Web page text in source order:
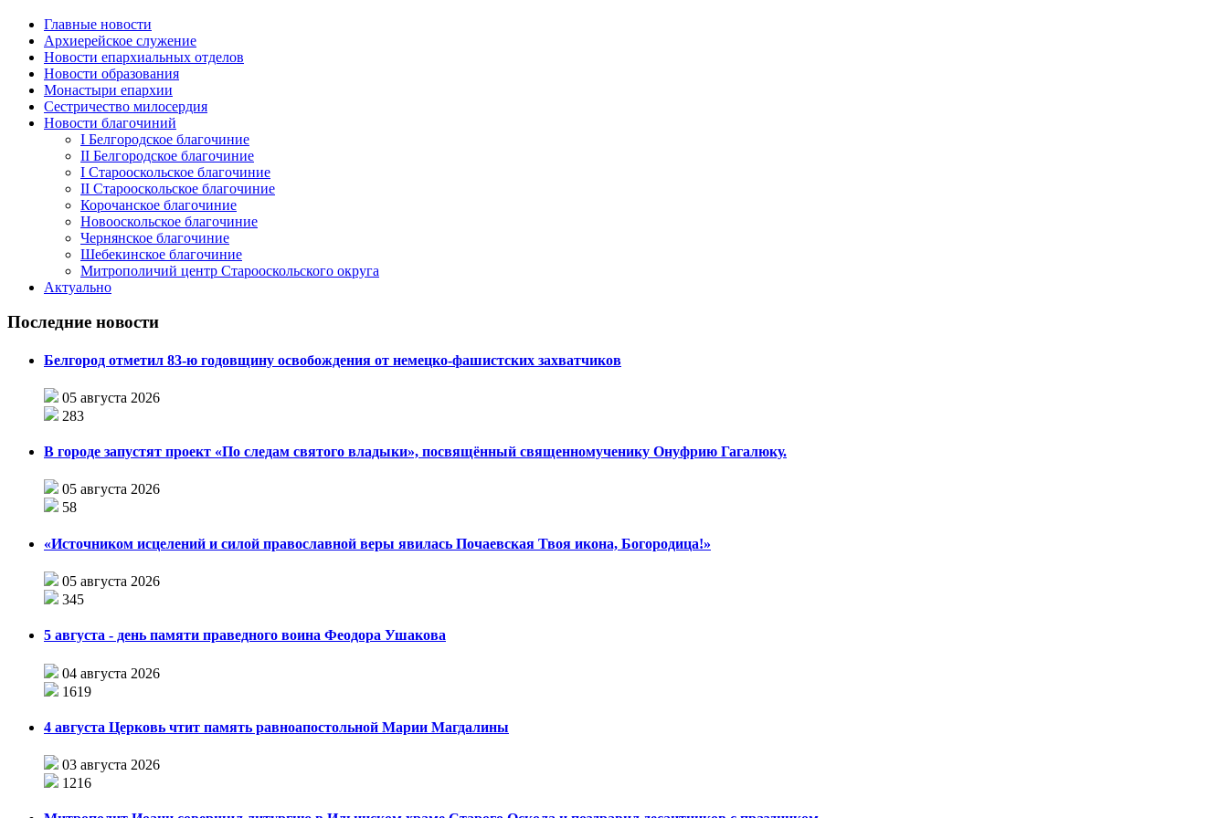
Главные новости
Архиерейское служение
Новости епархиальных отделов
Новости образования
Монастыри епархии
Сестричество милосердия
Новости благочиний
I Белгородское благочиние
II Белгородское благочиние
I Старооскольское благочиние
II Старооскольское благочиние
Корочанское благочиние
Новооскольское благочиние
Чернянское благочиние
Шебекинское благочиние
Митрополичий центр Старооскольского округа
Актуально
Последние новости
Белгород отметил 83-ю годовщину освобождения от немецко-фашистских захватчиков
05 августа 2026
283
В городе запустят проект «По следам святого владыки», посвящённый священномученику Онуфрию Гагалюку.
05 августа 2026
58
«Источником исцелений и силой православной веры явилась Почаевская Твоя икона, Богородица!»
05 августа 2026
345
5 августа - день памяти праведного воина Феодора Ушакова
04 августа 2026
1619
4 августа Церковь чтит память равноапостольной Марии Магдалины
03 августа 2026
1216